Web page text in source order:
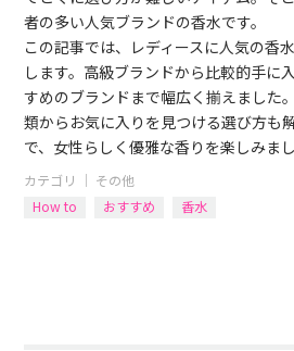
者の多い人気ブランドの香水です。
この記事では、レディースに人気の香
します。高級ブランドから比較的手に
すめのブランドまで幅広く揃えました
類からお気に入りを見つける選び方も
で、女性らしく優雅な香りを楽しみまし
カテゴリ ｜ その他
How to
おすすめ 香水